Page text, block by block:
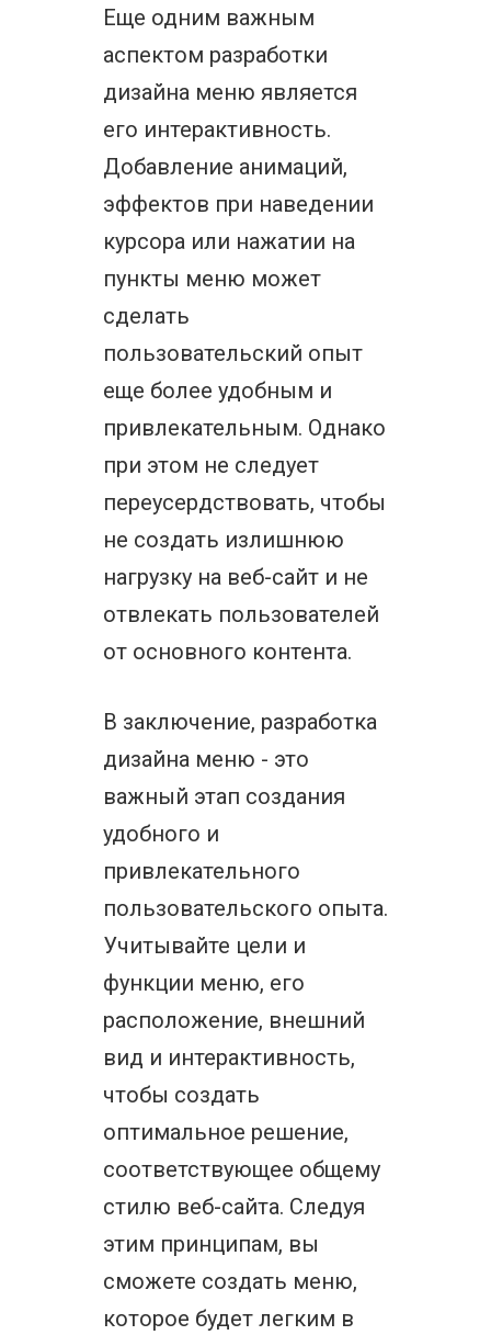
Еще одним важным
аспектом разработки
дизайна меню является
его интерактивность.
Добавление анимаций,
эффектов при наведении
курсора или нажатии на
пункты меню может
сделать
пользовательский опыт
еще более удобным и
привлекательным. Однако
при этом не следует
переусердствовать, чтобы
не создать излишнюю
нагрузку на веб-сайт и не
отвлекать пользователей
от основного контента.
В заключение, разработка
дизайна меню - это
важный этап создания
удобного и
привлекательного
пользовательского опыта.
Учитывайте цели и
функции меню, его
расположение, внешний
вид и интерактивность,
чтобы создать
оптимальное решение,
соответствующее общему
стилю веб-сайта. Следуя
этим принципам, вы
сможете создать меню,
которое будет легким в